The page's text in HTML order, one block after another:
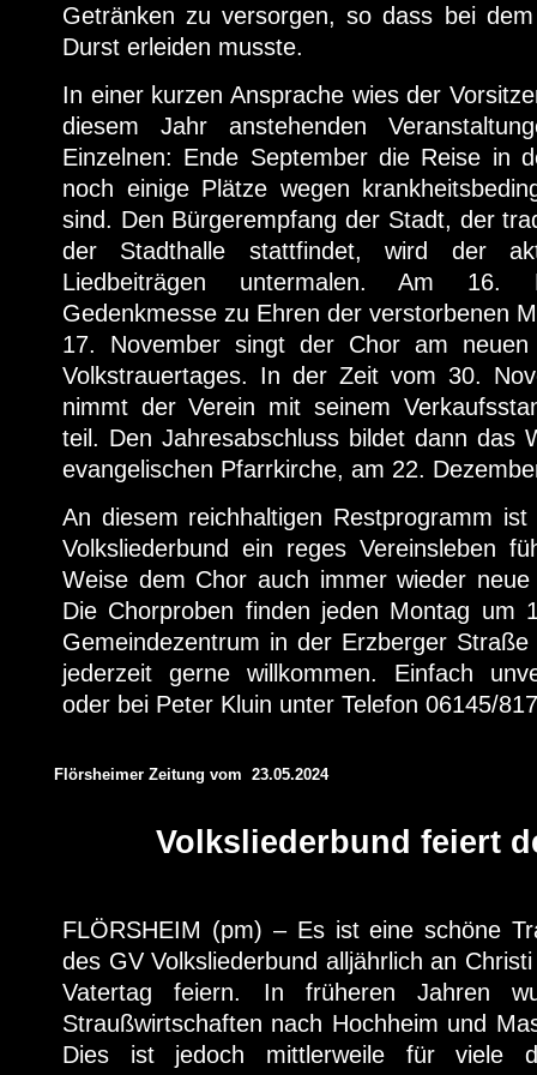
Getränken zu versorgen, so dass bei
Durst erleiden musste.
In einer kurzen Ansprache wies der
diesem Jahr anstehenden
Einzelnen: Ende September die Reise in
noch einige Plätze wegen
sind. Den Bürgerempfang der Stadt, der
der Stadthalle stattfindet, wird der
Liedbeiträgen untermalen. Am 16.
Gedenkmesse zu Ehren der verstorbenen
17. November singt der Chor am neuen
Volkstrauertages. In der Zeit vom 30.
nimmt der Verein mit seinem
teil. Den Jahresabschluss bildet dann das
evangelischen Pfarrkirche, am 22.
An diesem reichhaltigen Restprogramm
Volksliederbund ein reges Vereinsleben
Weise dem Chor auch immer wieder
Die Chorproben finden jeden Montag um
Gemeindezentrum in der Erzberger
jederzeit gerne willkommen. Einfach
oder bei Peter Kluin unter Telefon 06145/
Flörsheimer Zeitung vom 23.05.2024
Volksliederbund feiert
FLÖRSHEIM (pm) – Es ist eine schöne
des GV Volksliederbund alljährlich an
Vatertag feiern. In früheren Jahren
Straußwirtschaften nach Hochheim und
Dies ist jedoch mittlerweile für viele